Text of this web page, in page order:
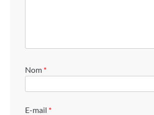
Nom *
E-mail *